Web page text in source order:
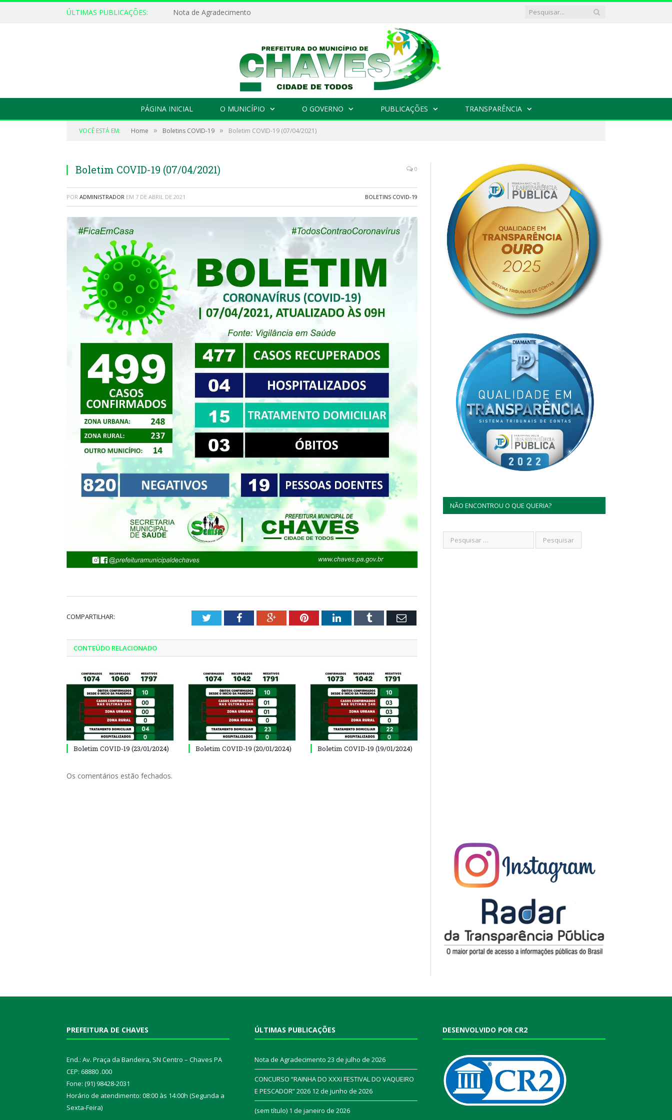
ÚLTIMAS PUBLICAÇÕES: Nota de Agradecimento
PÁGINA INICIAL O MUNICÍPIO O GOVERNO PUBLICAÇÕES TRANSPARÊNCIA
VOCÊ ESTÁ EM: Home » Boletins COVID-19 » Boletim COVID-19 (07/04/2021)
Boletim COVID-19 (07/04/2021) 0
POR ADMINISTRADOR EM 7 DE ABRIL DE 2021 BOLETINS COVID-19
COMPARTILHAR: TwitterFacebookGoogle+PinterestLinkedInTumblr Email
CONTEÚDO RELACIONADO
Boletim COVID-19 (23/01/2024) Boletim COVID-19 (20/01/2024) Boletim COVID-19 (19/01/2024)
Os comentários estão fechados.
NÃO ENCONTROU O QUE QUERIA?
PREFEITURA DE CHAVES
End.: Av. Praça da Bandeira, SN Centro – Chaves PA
CEP: 68880 .000
Fone: (91) 98428-2031
Horário de atendimento: 08:00 às 14:00h (Segunda a
Sexta-Feira)
ÚLTIMAS PUBLICAÇÕES
Nota de Agradecimento 23 de julho de 2026
CONCURSO “RAINHA DO XXXI FESTIVAL DO VAQUEIRO
E PESCADOR” 2026 12 de junho de 2026
(sem título) 1 de janeiro de 2026
DESENVOLVIDO POR CR2